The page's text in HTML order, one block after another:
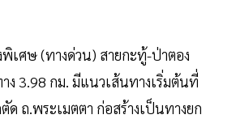
พิเศษ (ทางด่วน) สายกะทู้-ป่าตอง
ง 3.98 กม. มีแนวเส้นทางเริ่มต้นที่
ด ถ.พระเมตตา ก่อสร้างเป็นทางยก